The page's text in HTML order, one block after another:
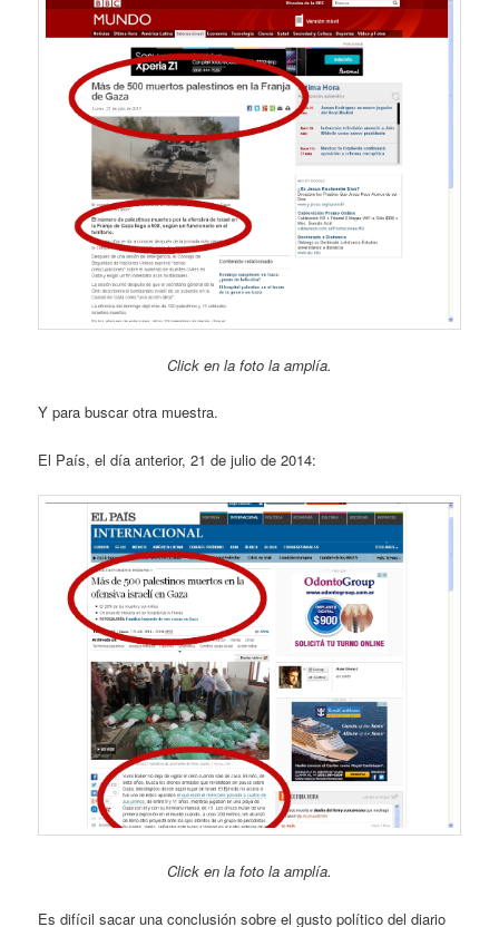
Click en la foto la amplía.
Y para buscar otra muestra.
El País, el día anterior, 21 de julio de 2014:
Click en la foto la amplía.
Es difícil sacar una conclusión sobre el gusto político del diario